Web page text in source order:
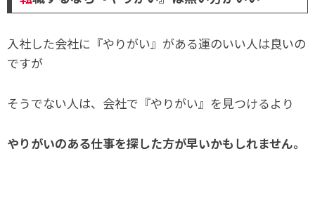
入社した会社に『やりがい』がある運のいい人は良いの
ですが
そうでない人は、会社で『やりがい』を見つけるより
やりがいのある仕事を探した方が早いかもしれません。